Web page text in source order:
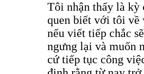
Tôi nhận thấy là
quen biết với tôi về
nếu viết tiếp chắc
ngưng lại và muốn
cứ tiếp tục công